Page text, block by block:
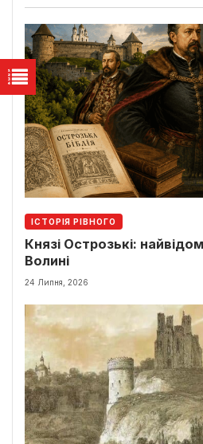
ІСТОРІЯ РІВНОГО
Князі Острозькі:
Волині
24 Липня, 2026